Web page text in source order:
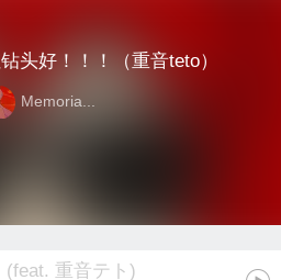
头好！！！（重音teto）
Memoria...
(feat. 重音テト)